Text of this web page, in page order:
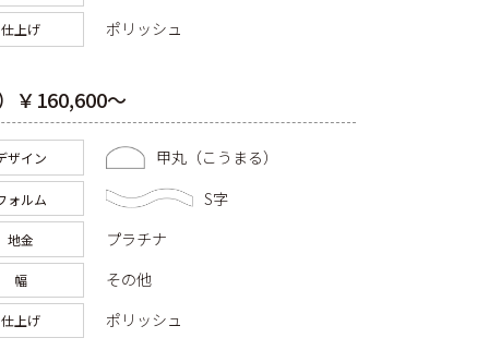
仕上げ ポリッシュ
￥160,600～
ザイン 甲丸（こうまる）
ォルム S字
地金 プラチナ
幅 その他
仕上げ ポリッシュ